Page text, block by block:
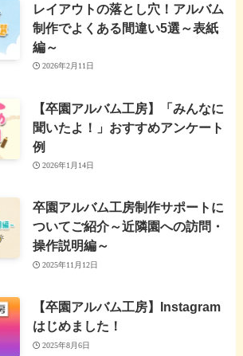
レイアウトの落とし穴！アルバム
制作でよくある間違い5選～表紙
編～
2026年2月11日
【卒園アルバム工房】「みんなに
聞いたよ！」おすすめアンケート
例
2026年1月14日
卒園アルバム工房制作サポートに
ついてご紹介～近隣園への訪問・
操作説明編～
2025年11月12日
【卒園アルバム工房】Instagram
はじめました！
2025年8月6日